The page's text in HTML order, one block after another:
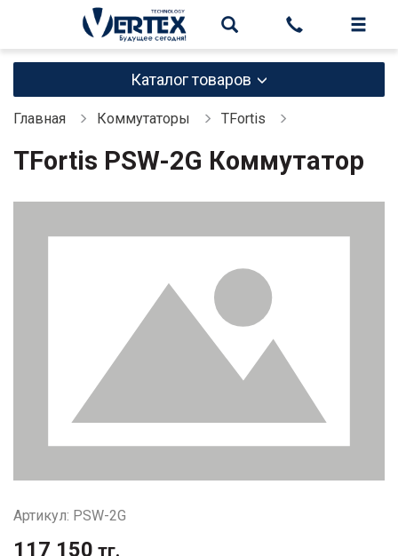
Каталог товаров
Главная Коммутаторы TFortis
TFortis PSW-2G Коммутатор
Артикул: PSW-2G
117 150 тг.